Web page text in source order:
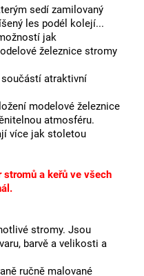
sedí zamilovaný
les podél kolejí...
jak
železnice stromy
atraktivní
modelové železnice
atmosféru.
více jak stoletou
a keřů ve všech
stromy. Jsou
barvě a velikosti a
ručně malované